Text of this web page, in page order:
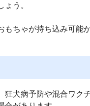
う。
もちゃが持ち込み可能
狂犬病予防や混合ワク